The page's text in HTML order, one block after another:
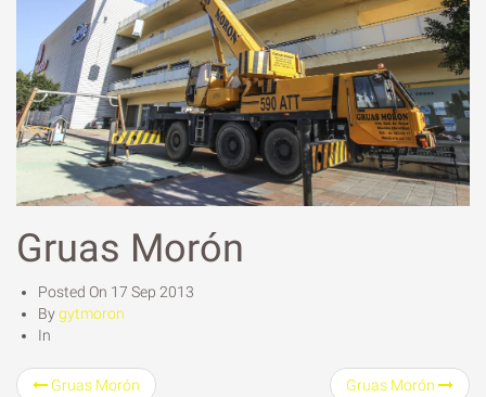
Gruas Morón
Posted On 17 Sep 2013
Bygytmoron
In
Gruas Morón Gruas Morón